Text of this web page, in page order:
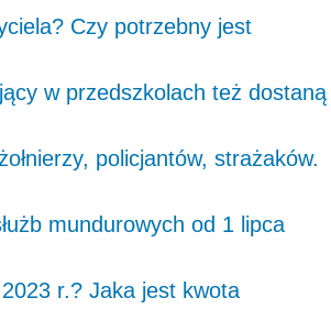
Czy potrzebny jest
w przedszkolach też dostaną
policjantów, strażaków.
mundurowych od 1 lipca
r.? Jaka jest kwota